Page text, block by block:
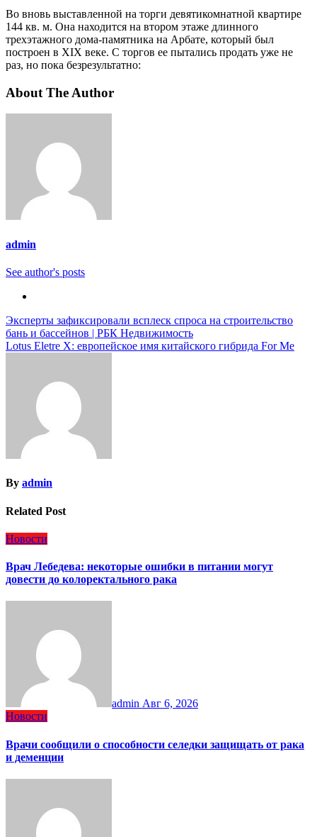
Во вновь выставленной на торги девятикомнатной квартире
144 кв. м. Она находится на втором этаже длинного
трехэтажного дома-памятника на Арбате, который был
построен в XIX веке. С торгов ее пытались продать уже не
раз, но пока безрезультатно:
About The Author
admin
See author's posts
Навигация
по
Эксперты зафиксировали всплеск спроса на строительство
бань и бассейнов | РБК Недвижимость
Lotus Eletre X: европейское имя китайского гибрида For Me
By admin
Related Post
Новости
Врач Лебедева: некоторые ошибки в питании могут
довести до колоректального рака
admin Авг 6, 2026
Новости
Врачи сообщили о способности селедки защищать от рака
и деменции